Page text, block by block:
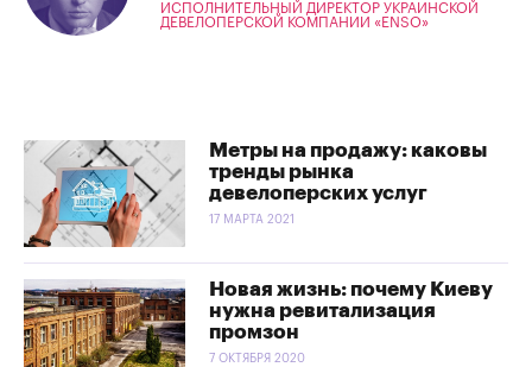
ИСПОЛНИТЕЛЬНЫЙ ДИРЕКТОР УКРАИНСКОЙ
ДЕВЕЛОПЕРСКОЙ КОМПАНИИ «ENSO»
Метры на продажу: каковы
тренды рынка
девелоперских услуг
17 МАРТА 2021
Новая жизнь: почему Киеву
нужна ревитализация
промзон
7 ОКТЯБРЯ 2020